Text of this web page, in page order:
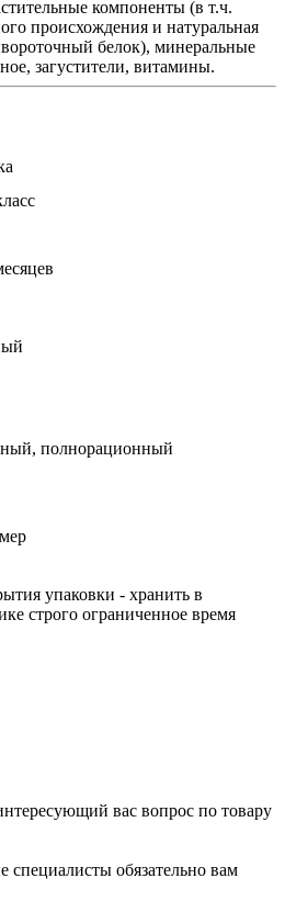
компоненты (в т.ч.
происхождения и натуральная
белок), минеральные
загустители, витамины.
полнорационный
упаковки - хранить в
строго ограниченное время
вас вопрос по товару
обязательно вам